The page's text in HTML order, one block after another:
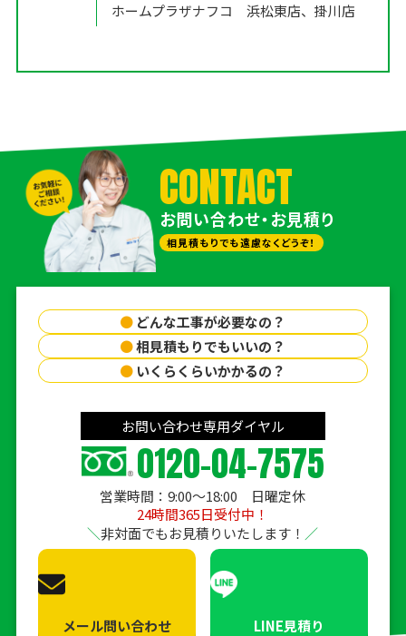
ホームプラザナフコ 浜松東店、掛川店
CONTACT
お問い合わせ・お見積り
相見積もりでも遠慮なくどうぞ！
● どんな工事が必要なの？
●相見積もりでもいいの？
● いくらくらいかかるの？
お問い合わせ専用ダイヤル
0120-04-7575
営業時間：9:00〜18:00 日曜定休
24時間365日受付中！
非対面でもお見積りいたします！
メール問い合わせ LINE見積り